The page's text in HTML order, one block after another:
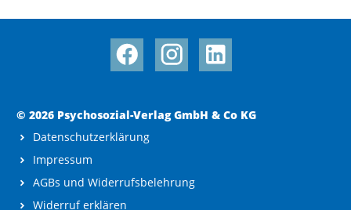
© 2026 Psychosozial-Verlag GmbH & Co KG
Datenschutzerklärung
Impressum
AGBs und Widerrufsbelehrung
Widerruf erklären